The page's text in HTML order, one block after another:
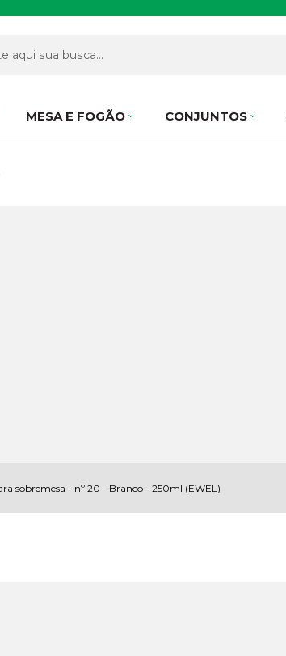
MESA E FOGÃO CONJUNTOS
sobremesa - nº 20 - Branco - 250ml (EWEL)